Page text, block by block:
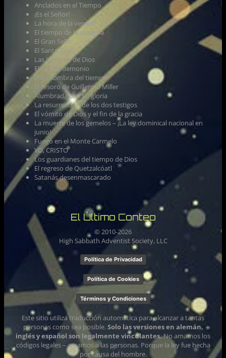
Anclados en el Tiempo
¡Es el Señor!
La hora de la verdad
El tiempo de la cosecha
El Gran Sello
El Santo Grial
Las lágrimas de Dios
El día del demonio
En la sombra del tiempo
El tesoro de Guillermo Miller
Alumbrada con Su gloria
La resurrección de los dos testigos
El vómito de Dios y el fin de la gracia
La muerte de los gemelos – ¡La ley dominical nacional en
junio!
Fuego en el Monte Carmelo
YO, CRISTO
Los guardianes del tiempo de Dios
El regreso de Quetzalcóatl
Satanás desenmascarado
El Último Conteo
© 2010-2026
High Sabbath Adventist Society, LLC
Política de Privacidad
Política de Cookies
Términos y Condiciones
Este sitio utiliza traducción automática para alcanzar a tantas
personas como sea posible.Solo las versiones en alemán,
inglés y español son legalmente vinculantes.No amamos los
códigos legales – amamos a las personas. Porque la ley fue hecha
por causa del hombre.